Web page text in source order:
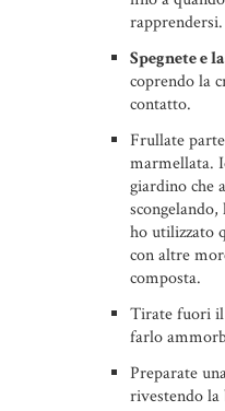
rapprendersi.
Spegnete e
coprendo la
contatto.
Frullate
marmellata.
giardino che
ho utilizzato
con altre
composta.
Tirate fuori il
farlo
Preparate
rivestendo la